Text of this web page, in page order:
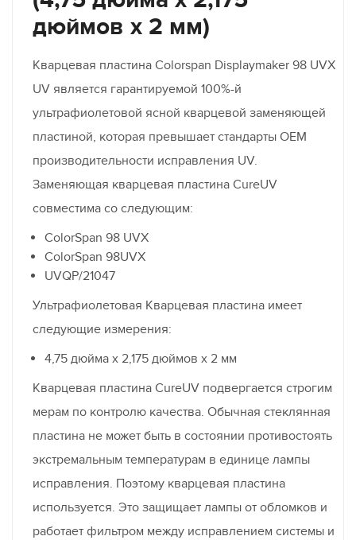
дюймов x 2 мм)
Кварцевая пластина Colorspan Displaymaker 98 UVX
UV является гарантируемой 100%-й
ультрафиолетовой ясной кварцевой заменяющей
пластиной, которая превышает стандарты OEM
производительности исправления UV.
Заменяющая кварцевая пластина CureUV
совместима со следующим:
ColorSpan 98 UVX
ColorSpan 98UVX
UVQP/21047
Ультрафиолетовая Кварцевая пластина имеет
следующие измерения:
4,75 дюйма x 2,175 дюймов x 2 мм
Кварцевая пластина CureUV подвергается строгим
мерам по контролю качества. Обычная стеклянная
пластина не может быть в состоянии противостоять
экстремальным температурам в единице лампы
исправления. Поэтому кварцевая пластина
используется. Это защищает лампы от обломков и
работает фильтром между исправлением системы и